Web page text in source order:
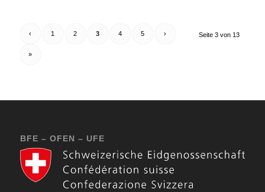
Seite 3 von 13
‹ 1 2 3 4 5 ›
»
BFE – OFEN – UFE